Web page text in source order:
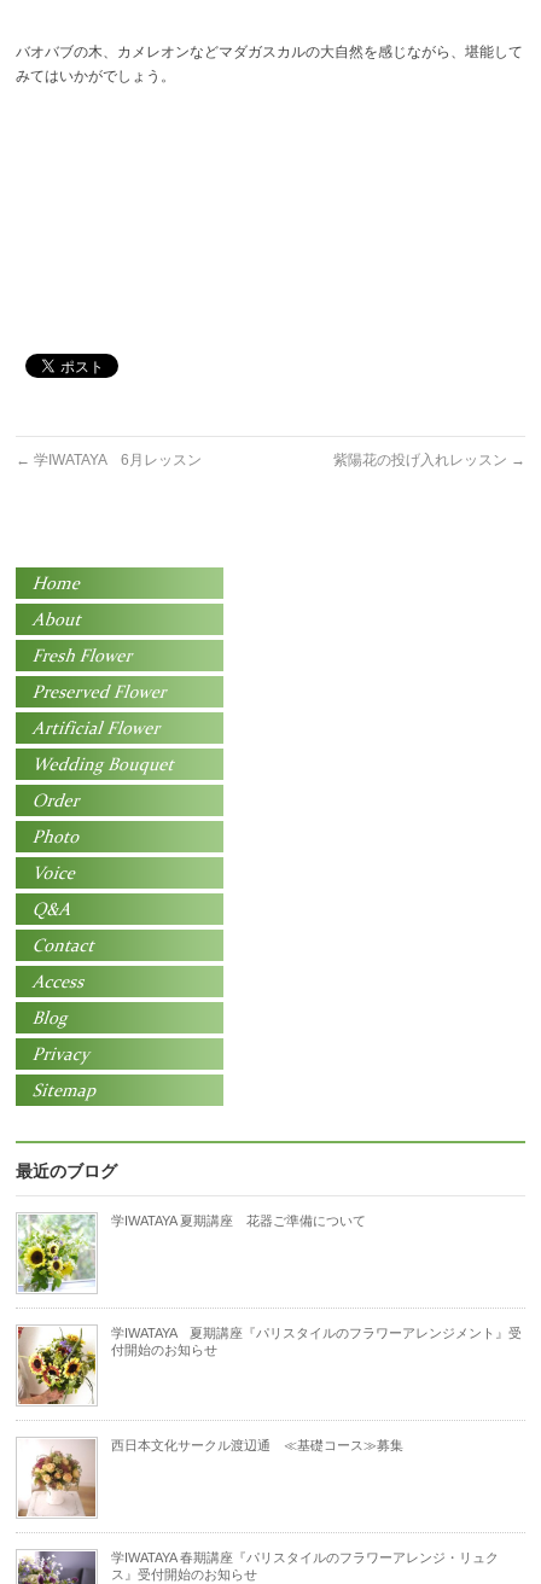
バオバブの木、カメレオンなどマダガスカルの大自然を感じながら、堪能して
みてはいかがでしょう。
← 学IWATAYA 6月レッスン 紫陽花の投げ入れレッスン →
最近のブログ
学IWATAYA 夏期講座 花器ご準備について
学IWATAYA 夏期講座『パリスタイルのフラワーアレンジメント』受
付開始のお知らせ
西日本文化サークル渡辺通 ≪基礎コース≫募集
学IWATAYA 春期講座『パリスタイルのフラワーアレンジ・リュク
ス』受付開始のお知らせ